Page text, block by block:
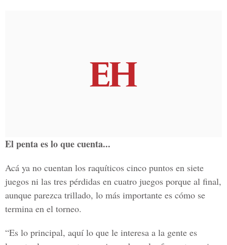
El penta es lo que cuenta...
Acá ya no cuentan los raquíticos cinco puntos en siete
juegos ni las tres pérdidas en cuatro juegos porque al final,
aunque parezca trillado, lo más importante es cómo se
termina en el torneo.
“Es lo principal, aquí lo que le interesa a la gente es